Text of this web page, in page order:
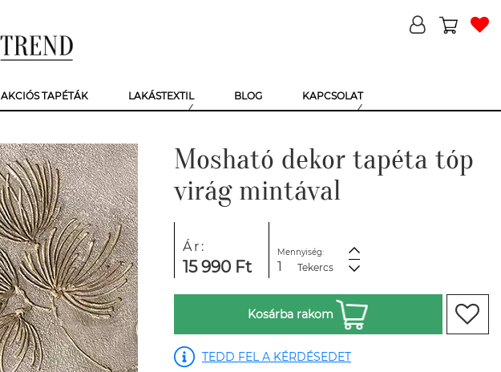
AKCIÓS TAPÉTÁK LAKÁSTEXTIL BLOG KAPCSOLAT
Mosható dekor tapéta tóp
virág mintával
Ár:
15 990 Ft
Mennyiség:
Tekercs
Kosárba rakom
TEDD FEL A KÉRDÉSEDET